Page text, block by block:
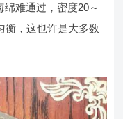
难通过，密度20～
衡，这也许是大多数